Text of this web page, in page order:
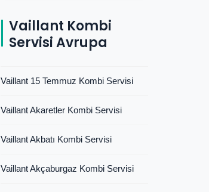
Vaillant Kombi
Servisi Avrupa
Vaillant 15 Temmuz Kombi Servisi
Vaillant Akaretler Kombi Servisi
Vaillant Akbatı Kombi Servisi
Vaillant Akçaburgaz Kombi Servisi